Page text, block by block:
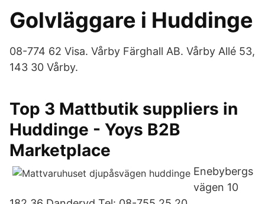
Golvläggare i Huddinge
08-774 62 Visa. Vårby Färghall AB. Vårby Allé 53,
143 30 Vårby.
Top 3 Mattbutik suppliers in
Huddinge - Yoys B2B
Marketplace
Enebybergs
vägen 10